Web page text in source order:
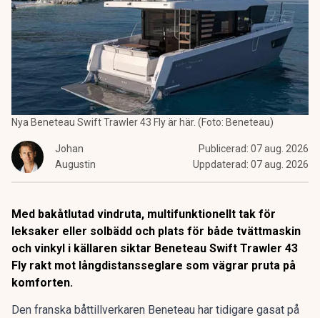
Nya Beneteau Swift Trawler 43 Fly är här. (Foto: Beneteau)
Johan
Augustin
Publicerad: 07 aug. 2026
Uppdaterad: 07 aug. 2026
Med bakåtlutad vindruta, multifunktionellt tak för
leksaker eller solbädd och plats för både tvättmaskin
och vinkyl i källaren siktar Beneteau Swift Trawler 43
Fly rakt mot långdistansseglare som vägrar pruta på
komforten.
Den franska båttillverkaren Beneteau har tidigare gasat på